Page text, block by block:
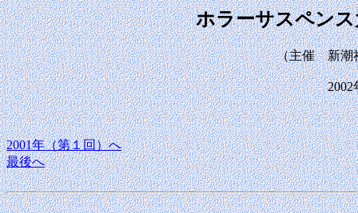
ホラーサスペン
（主催 新潮
2001年（第１回）へ
最後へ